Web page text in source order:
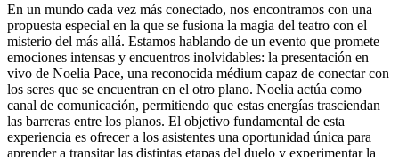
En un mundo cada vez más conectado, nos encontramos con una
propuesta especial en la que se fusiona la magia del teatro con el
misterio del más allá. Estamos hablando de un evento que promete
emociones intensas y encuentros inolvidables: la presentación en
vivo de Noelia Pace, una reconocida médium capaz de conectar con
los seres que se encuentran en el otro plano. Noelia actúa como
canal de comunicación, permitiendo que estas energías trasciendan
las barreras entre los planos. El objetivo fundamental de esta
experiencia es ofrecer a los asistentes una oportunidad única para
aprender a transitar las distintas etapas del duelo y experimentar la